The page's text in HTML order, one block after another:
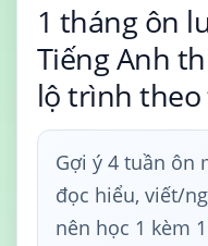
1 tháng ôn
Tiếng Anh
lộ trình
Gợi ý 4 tuần ôn
đọc hiểu, viết/
nên học 1 kèm